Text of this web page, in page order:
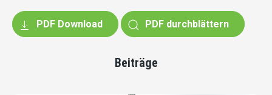
PDF Download PDF durchblättern
Beiträge